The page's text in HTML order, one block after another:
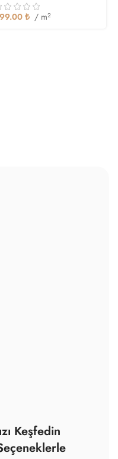
₺ / m2
Keşfedin